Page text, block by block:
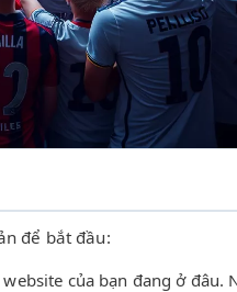
để bắt đầu:
của bạn đang ở